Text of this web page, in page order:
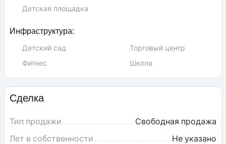
Детская площадка
Инфраструктура:
Детский сад
Торговый центр
Фитнес
Школа
Сделка
Тип продажи
Свободная продажа
Лет в собственности
Не указано